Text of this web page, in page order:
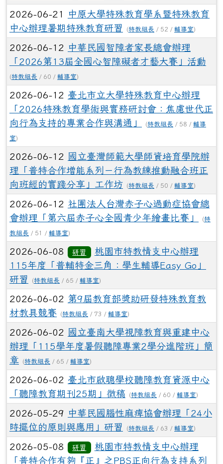
2026-06-21
中原大學特殊教育學系暨特殊教育
中心辦理暑期特殊教育研習
(特教組長 / 52 / 輔導室)
2026-06-12 中華民國智障者家長總會辦理
「2026第13屆全國心智障礙者才藝大賽」活動
(特教組長 / 60 / 輔導室)
2026-06-12 臺北市立大學特殊教育中心辦理
「2026特殊教育學術與實務研討會：焦慮世代正
向行為支持的專業合作與溝通」
(特教組長 / 58 / 輔導
室)
2026-06-12
國立臺灣師範大學師資培育學院辦
理「普特合作增能系列－行為教練推動融合班正
向班經的實踐分享」工作坊
(特教組長 / 50 / 輔導室)
2026-06-12 社團法人台灣赤子心過動症協會總
會辦理「第六屆赤子心全國青少年繪畫比賽」
(特
教組長 / 51 / 輔導室)
2026-06-08 研習
桃園市特教情支中心辦理
115年度「普輔特金三角：學生輔導Easy Go」
研習
(特教組長 / 65 / 輔導室)
2026-06-02 第9屆教育部獎助研發特殊教育教
材教具競賽
(特教組長 / 73 / 輔導室)
2026-06-02
國立臺南大學視障教育與重建中心
辦理「115學年度暑假聽障專業2學分進階班」簡
章
(特教組長 / 65 / 輔導室)
2026-06-02 臺北市啟聰學校聽障教育資源中心
「聽障教育期刊25期」徵稿
(特教組長 / 60 / 輔導室)
2026-05-29 中華民國腦性麻痺協會辦理「24小
時擺位的原則與應用」研習
(特教組長 / 63 / 輔導室)
2026-05-08 研習
桃園市特教情支中心辦理
「普特合作有夠『正』之PBS正向行為支持系列